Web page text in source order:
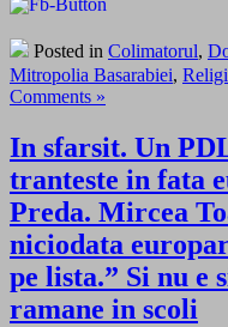
Posted in Colimatorul,
Mitropolia Basarabiei,
Comments »
In sfarsit. Un
tranteste in fata
Preda. Mircea
niciodata
pe lista.” Si nu e
ramane in scoli